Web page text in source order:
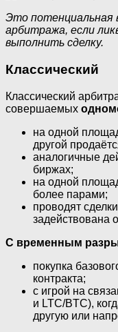
Это потенциальная
арбитража, если
выполнить сделку.
Классический
Классический
совершаемых
на одной
другой
аналогичные
биржах;
на одной
более парами;
проводят
задействована
С временным
покупка
контракта;
с игрой на
и LTC/BTC),
другую или